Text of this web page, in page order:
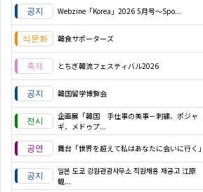
Webzine「Korea」2026 5月号～Spo...
韓食サポーターズ
とちぎ韓流フェスティバル2026
韓国留学博覧会
企画展「韓国 手仕事の美事－刺繍、ポジャ
ギ、メドゥプ...
舞台「世界を超えて私はあなたに会いに行く」
일본 도쿄 강원관광사무소 직원채용 재공고 江原
観...